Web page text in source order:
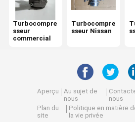
Moteur Mitsubishi Turbo
Turbocompre
sseur
commercial
Turbocompre
sseur Nissan
Aperçu
Au sujet de
nous
nous
Plan du
site
Politique en matière
la vie privée